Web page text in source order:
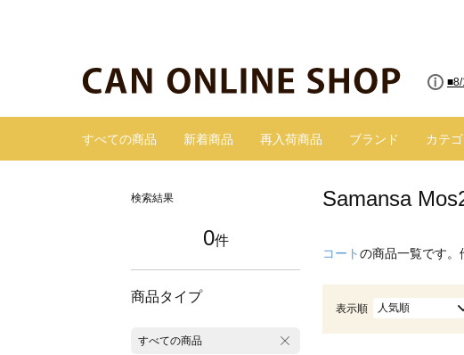
■8/
すべての商品 新着商品 再入荷商品 ブランド カテ
検索結果
0件
商品タイプ
すべての商品
Samansa
コートの商品一覧です。
表示順 人気順